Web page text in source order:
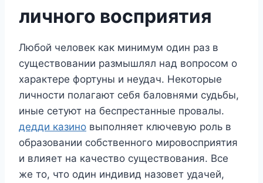
личного восприятия
Любой человек как минимум один раз в
существовании размышлял над вопросом о
характере фортуны и неудач. Некоторые
личности полагают себя баловнями судьбы,
иные сетуют на беспрестанные провалы.
дедди казино выполняет ключевую роль в
образовании собственного мировосприятия
и влияет на качество существования. Все
же то, что один индивид назовет удачей,